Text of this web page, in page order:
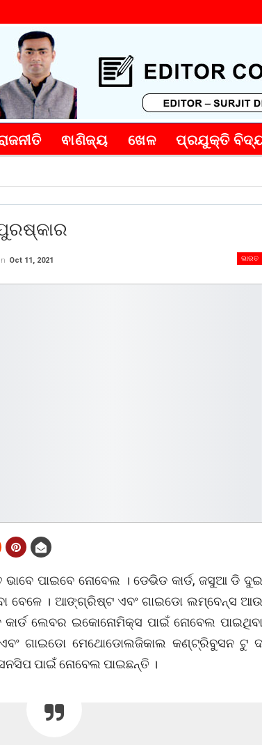
ଵାଣିଜ୍ୟ ଖେଳ ପ୍ରଯୁକ୍ତି
ଭାରତ
Oct 11, 2021
ଭାବେ ପାଇବେ ନୋବେଲ । ଡେଭିଡ କାର୍ଡ, ଜସୁଆ ଡି ଦୁଇ
ବେଳେ । ଆଙ୍ଗ୍ରିଷ୍ଟ ଏବଂ ଗାଇଡୋ ଲମ୍ବେନ୍ସ ଆଉ
ଲେବର ଇକୋନୋମିକ୍ସ ପାଇଁ ନୋବେଲ ପାଇଥିବା
ଗାଇଡୋ ମେଥୋଡୋଲଜିକାଲ କଣ୍ଟ୍ରିବୁସନ ଟୁ ଦ
ପାଇଁ ନୋବେଲ ପାଇଛନ୍ତି ।